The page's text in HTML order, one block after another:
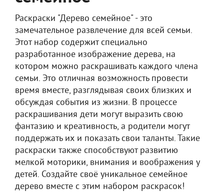
Раскраски "Дерево семейное" - это
замечательное развлечение для всей семьи.
Этот набор содержит специально
разработанное изображение дерева, на
котором можно раскрашивать каждого члена
семьи. Это отличная возможность провести
время вместе, разглядывая своих близких и
обсуждая события из жизни. В процессе
раскрашивания дети могут выразить свою
фантазию и креативность, а родители могут
поддержать их и показать свои таланты. Такие
раскраски также способствуют развитию
мелкой моторики, внимания и воображения у
детей. Создайте своё уникальное семейное
дерево вместе с этим набором раскрасок!